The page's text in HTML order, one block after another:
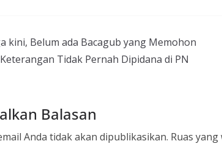
kini, Belum ada Bacagub yang Memohon
Tidak Pernah Dipidana di PN
Balasan
Anda tidak akan dipublikasikan. Ruas